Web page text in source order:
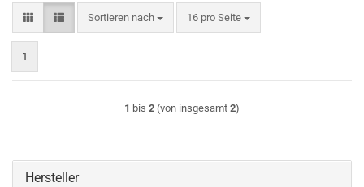
Sortieren nach
Sortieren nach 16 pro Seite
pro Seite
1
1 bis 2 (von insgesamt 2)
Hersteller